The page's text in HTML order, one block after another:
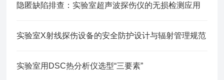
隐匿缺陷排查：实验室超声波探伤仪的无损检测应用
实验室X射线探伤设备的安全防护设计与辐射管理规范
实验室用DSC热分析仪选型“三要素”